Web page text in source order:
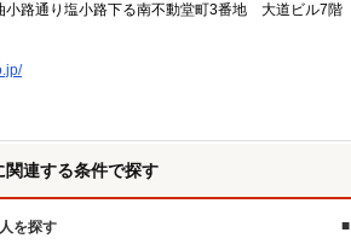
小路通り塩小路下る南不動堂町3番地 大道ビル7階
関連する条件で探す
を探す